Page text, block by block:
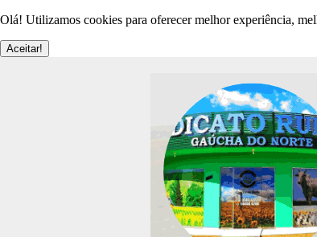
Olá! Utilizamos cookies para oferecer melhor experiência,
Aceitar!